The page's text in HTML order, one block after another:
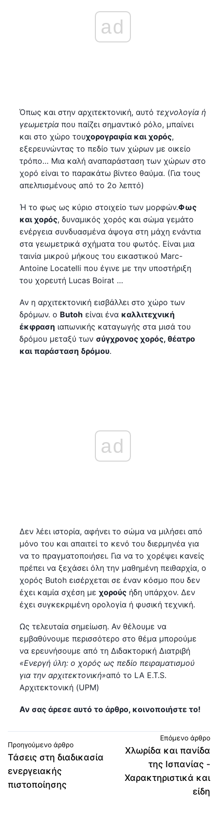
ad
Όπως και στην αρχιτεκτονική, αυτό τεχνολογία ή
γεωμετρία που παίζει σημαντικό ρόλο, μπαίνει
και στο χώρο τουχορογραφία και χορός,
εξερευνώντας το πεδίο των χώρων με οικείο
τρόπο… Μια καλή αναπαράσταση των χώρων στο
χορό είναι το παρακάτω βίντεο θαύμα. (Για τους
απελπισμένους από το 2ο λεπτό)
Ή το φως ως κύριο στοιχείο των μορφών.Φως
και χορός, δυναμικός χορός και σώμα γεμάτο
ενέργεια συνδυασμένα άψογα στη μάχη ενάντια
στα γεωμετρικά σχήματα του φωτός. Είναι μια
ταινία μικρού μήκους του εικαστικού Marc-
Antoine Locatelli που έγινε με την υποστήριξη
του χορευτή Lucas Boirat …
Αν η αρχιτεκτονική εισβάλλει στο χώρο των
δρόμων. ο Butoh είναι ένα καλλιτεχνική
έκφραση ιαπωνικής καταγωγής στα μισά του
δρόμου μεταξύ των σύγχρονος χορός, θέατρο
και παράσταση δρόμου.
ad
Δεν λέει ιστορία, αφήνει το σώμα να μιλήσει από
μόνο του και απαιτεί το κενό του διερμηνέα για
να το πραγματοποιήσει. Για να το χορέψει κανείς
πρέπει να ξεχάσει όλη την μαθημένη πειθαρχία, ο
χορός Butoh εισέρχεται σε έναν κόσμο που δεν
έχει καμία σχέση με χορούς ήδη υπάρχον. Δεν
έχει συγκεκριμένη ορολογία ή φυσική τεχνική.
Ως τελευταία σημείωση. Αν θέλουμε να
εμβαθύνουμε περισσότερο στο θέμα μπορούμε
να ερευνήσουμε από τη Διδακτορική Διατριβή
«Ενεργή ύλη: ο χορός ως πεδίο πειραματισμού
για την αρχιτεκτονική»από το LA E.T.S.
Αρχιτεκτονική (UPM)
Αν σας άρεσε αυτό το άρθρο, κοινοποιήστε το!
Προηγούμενο άρθρο
Τάσεις στη διαδικασία
ενεργειακής
πιστοποίησης
Επόμενο άρθρο
Χλωρίδα και πανίδα
της Ισπανίας -
Χαρακτηριστικά και
είδη